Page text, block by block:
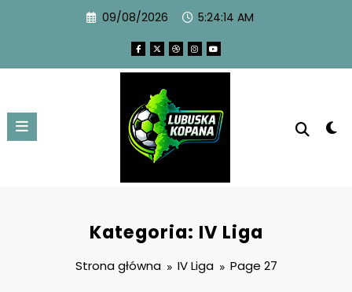
09/08/2026 5:24:16 AM
Kategoria: IV Liga
Strona główna IV Liga Page 27